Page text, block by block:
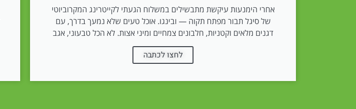
אחרי הימנעות עיקשת מתבשילים במשלוח הגעתי לקייטרינג המקרוביוטי
של סיגל תבור מפתח תקוה — ובינגו. אוכל טעים שלא נמעך בדרך, עם
דגנים מלאים וקטניות, חלבונים צמחיים ומיני אצות. לא הכל טבעוני, אגב
לחצו לכתבה